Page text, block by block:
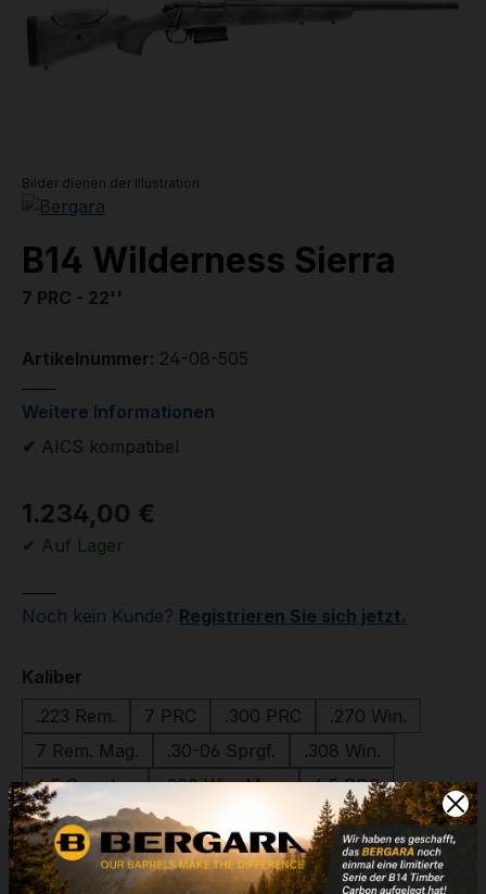
Bilder dienen der Illustration
B14 Wilderness Sierra
7 PRC - 22''
Artikelnummer: 24-08-505
Weitere Informationen
✔ AICS kompatibel
1.234,00 €
✔ Auf Lager
Noch kein Kunde? Registrieren Sie sich jetzt.
Kaliber
.223 Rem.
7 PRC .300 PRC
.270 Win.
7 Rem. Mag.
.30-06 Sprgf.
.308 Win.
6,5 Creedm.
.300 Win. Mag. 6,5 PRC